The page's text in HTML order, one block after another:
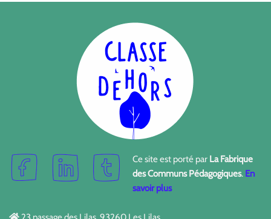
Ce site est porté par La Fabrique
des Communs Pédagogiques. En
savoir plus